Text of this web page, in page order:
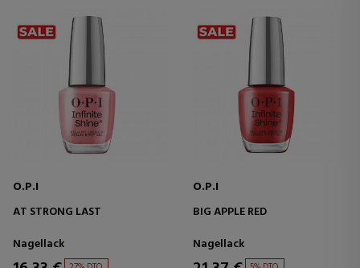
O.P.I
AT STRONG LAST
Nagellack
O.P.I
BIG APPLE RED
Nagellack